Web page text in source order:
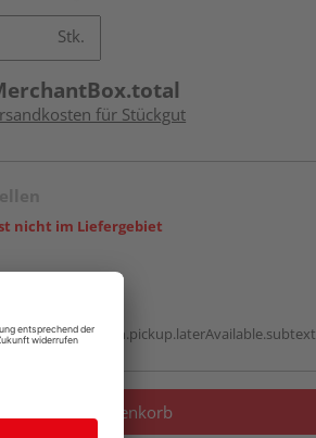
Stk.
für Stückgut
nicht im Liefergebiet
In den Warenkorb